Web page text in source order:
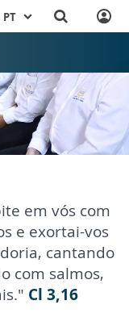
PT
em vós com
e exortai-vos
cantando
com salmos,
Cl 3,16